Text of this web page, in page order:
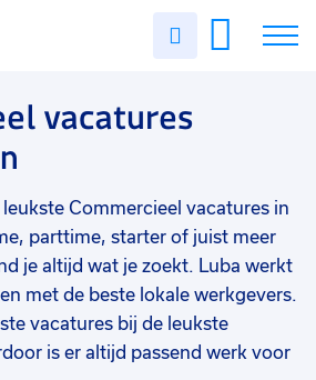
Uren
vacatures
Commercieel vacatures in
parttime, starter of juist meer
je altijd wat je zoekt. Luba werkt
met de beste lokale werkgevers.
vacatures bij de leukste
is er altijd passend werk voor